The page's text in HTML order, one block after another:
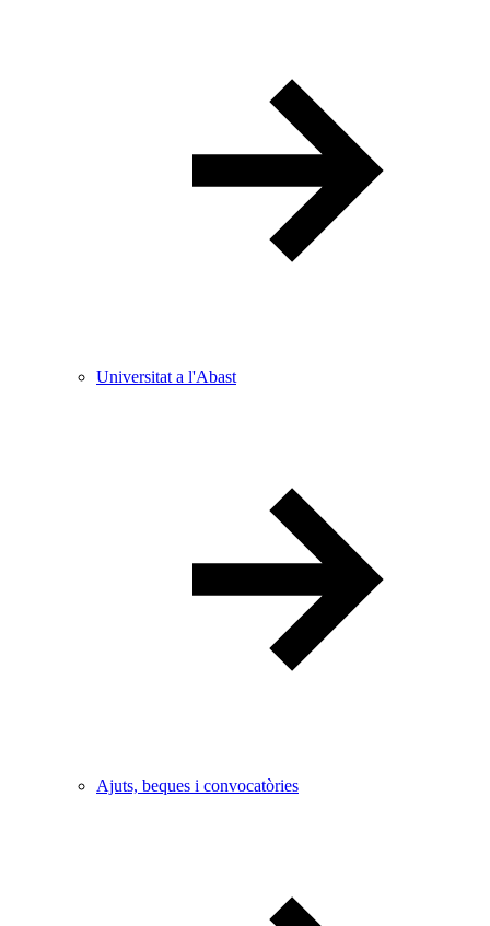
Universitat a l'Abast
Ajuts, beques i convocatòries